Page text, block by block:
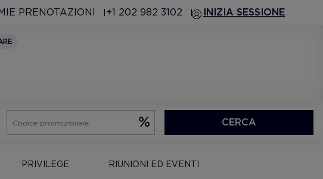
PRENOTAZIONI +1 202 982 3102 INIZIA SESSIONE
CERCA
PRIVILEGE RIUNIONI ED EVENTI